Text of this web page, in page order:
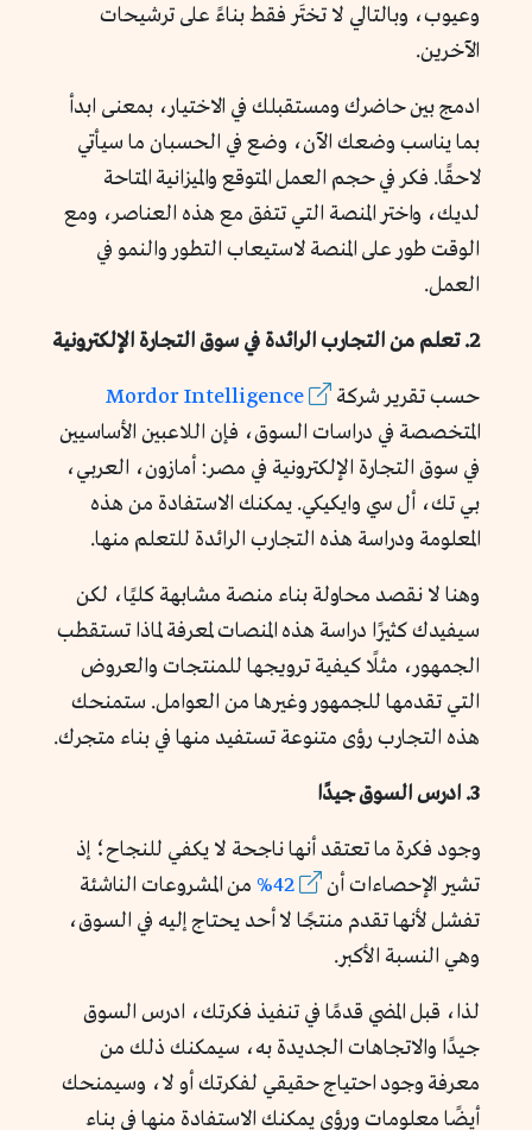
وعيوب، وبالتالي لا تختَر فقط بناءً على ترشيحات
الآخرين.
ادمج بين حاضرك ومستقبلك في الاختيار، بمعنى ابدأ
بما يناسب وضعك الآن، وضع في الحسبان ما سيأتي
لاحقًا. فكر في حجم العمل المتوقع والميزانية المتاحة
لديك، واختر المنصة التي تتفق مع هذه العناصر، ومع
الوقت طور على المنصة لاستيعاب التطور والنمو في
العمل.
2. تعلم من التجارب الرائدة في سوق التجارة الإلكترونية
حسب تقرير شركة
Mordor Intelligence
المتخصصة في دراسات السوق، فإن اللاعبين الأساسيين
في سوق التجارة الإلكترونية في مصر: أمازون، العربي،
بي تك، أل سي وايكيكي. يمكنك الاستفادة من هذه
المعلومة ودراسة هذه التجارب الرائدة للتعلم منها.
وهنا لا نقصد محاولة بناء منصة مشابهة كليًا، لكن
سيفيدك كثيرًا دراسة هذه المنصات لمعرفة لماذا تستقطب
الجمهور، مثلًا كيفية ترويجها للمنتجات والعروض
التي تقدمها للجمهور وغيرها من العوامل. ستمنحك
هذه التجارب رؤى متنوعة تستفيد منها في بناء متجرك.
3. ادرس السوق جيدًا
وجود فكرة ما تعتقد أنها ناجحة لا يكفي للنجاح؛ إذ
تشير الإحصاءات أن
42%
من المشروعات الناشئة
تفشل لأنها تقدم منتجًا لا أحد يحتاج إليه في السوق،
وهي النسبة الأكبر.
لذا، قبل المضي قدمًا في تنفيذ فكرتك، ادرس السوق
جيدًا والاتجاهات الجديدة به، سيمكنك ذلك من
معرفة وجود احتياج حقيقي لفكرتك أو لا، وسيمنحك
أيضًا معلومات ورؤى يمكنك الاستفادة منها في بناء